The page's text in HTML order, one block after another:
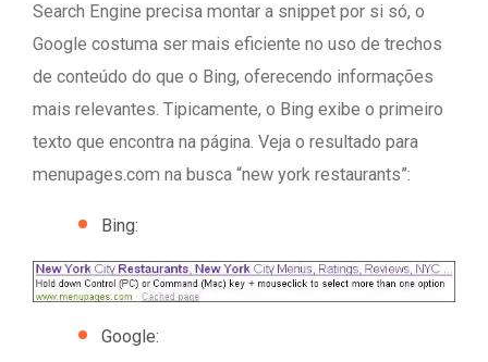
Search Engine precisa montar a snippet por si só, o
Google costuma ser mais eficiente no uso de trechos
de conteúdo do que o Bing, oferecendo informações
mais relevantes. Tipicamente, o Bing exibe o primeiro
texto que encontra na página. Veja o resultado para
menupages.com na busca “new york restaurants”:
Bing:
Google: